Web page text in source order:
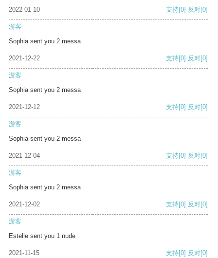
2022-01-10 支持[0] 反对[0]
游客
Sophia sent you 2 messa
2021-12-22 支持[0] 反对[0]
游客
Sophia sent you 2 messa
2021-12-12 支持[0] 反对[0]
游客
Sophia sent you 2 messa
2021-12-04 支持[0] 反对[0]
游客
Sophia sent you 2 messa
2021-12-02 支持[0] 反对[0]
游客
Estelle sent you 1 nude
2021-11-15 支持[0] 反对[0]